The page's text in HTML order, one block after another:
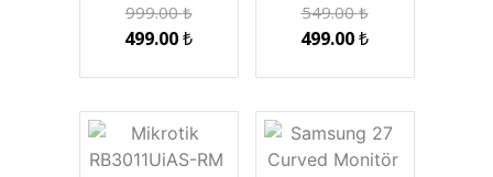
999.00₺
499.00₺
549.00₺
499.00₺